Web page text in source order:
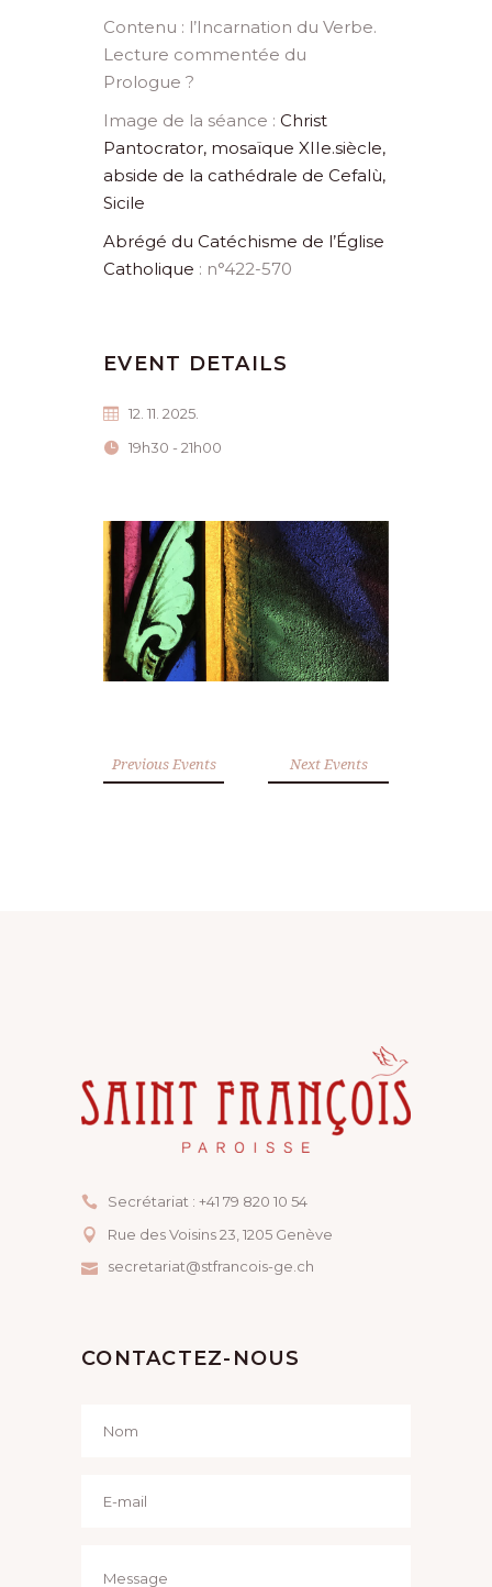
Contenu : l’Incarnation du Verbe.
Lecture commentée du
Prologue ?
Image de la séance : Christ
Pantocrator, mosaïque XIIe.siècle,
abside de la cathédrale de Cefalù,
Sicile
Abrégé du Catéchisme de l’Église
Catholique : n°422-570
EVENT DETAILS
12. 11. 2025.
19h30 - 21h00
Previous Events Next Events
Secrétariat : +41 79 820 10 54
Rue des Voisins 23, ​1205 Genève
secretariat@stfrancois-ge.ch
CONTACTEZ-NOUS